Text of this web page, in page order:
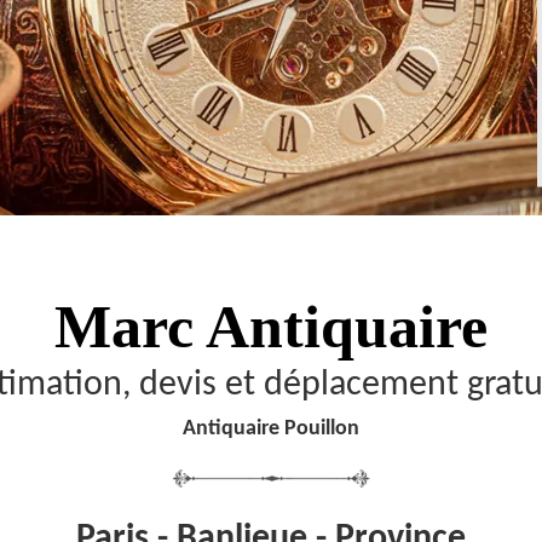
Marc Antiquaire
devis et déplacement
Antiquaire Pouillon